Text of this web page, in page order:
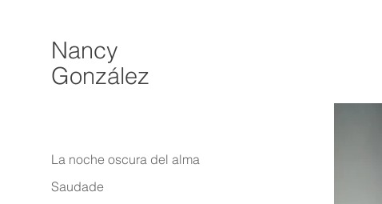
La noche oscura del alma
Saudade
Nancy
González